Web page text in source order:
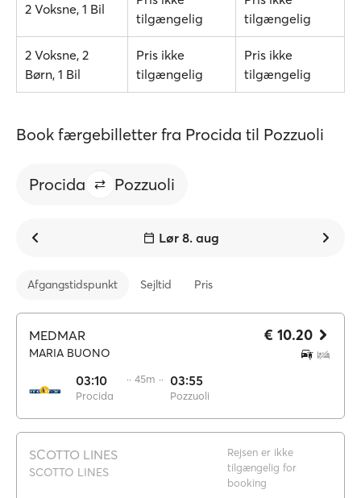
2 Voksne, 1 Bil
tilgængelig
tilgængelig
2 Voksne, 2
Børn, 1 Bil
Pris ikke
tilgængelig
Pris ikke
tilgængelig
Book færgebilletter fra Procida til Pozzuoli
Procida Pozzuoli
Lør 8. aug
Afgangstidspunkt Sejltid Pris
MEDMAR
MARIA BUONO
03:10
Procida
·· 45m ·· 03:55
Pozzuoli
€ 10.20
SCOTTO LINES
SCOTTO LINES
Rejsen er ikke
tilgængelig for
booking